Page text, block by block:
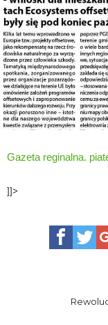
Gazeta reginalna.
]]>